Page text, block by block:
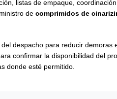
listas de empaque,
de comprimidos de
despacho para reducir demoras
confirmar la disponibilidad del
donde esté permitido.